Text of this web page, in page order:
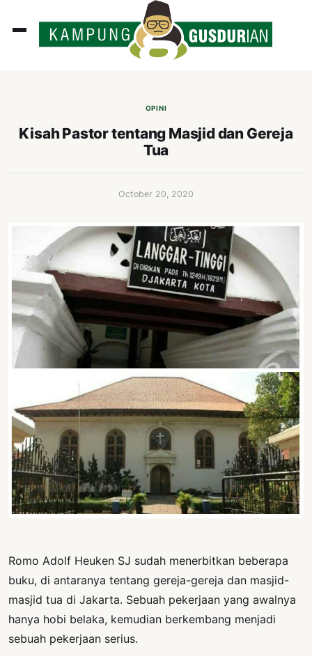
OPINI
Kisah Pastor tentang Masjid dan Gereja
Tua
October 20, 2020
Romo Adolf Heuken SJ sudah menerbitkan beberapa
buku, di antaranya tentang gereja-gereja dan masjid-
masjid tua di Jakarta. Sebuah pekerjaan yang awalnya
hanya hobi belaka, kemudian berkembang menjadi
sebuah pekerjaan serius.